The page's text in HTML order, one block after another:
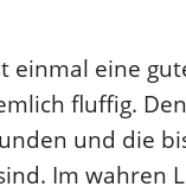
einmal eine
fluffig.
und die
Im wahren